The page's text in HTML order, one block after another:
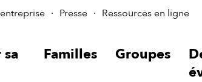
Presse Ressources en ligne
Familles Groupes